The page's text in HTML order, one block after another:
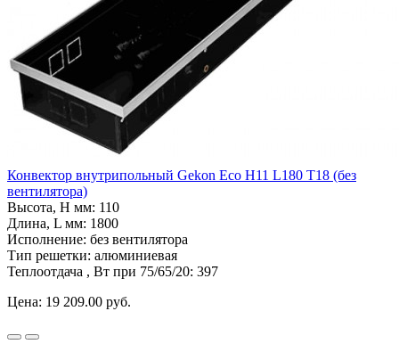
Конвектор внутрипольный Gekon Eco H11 L180 T18 (без
вентилятора)
Высота, H мм: 110
Длина, L мм: 1800
Исполнение: без вентилятора
Тип решетки: алюминиевая
Теплоотдача , Вт при 75/65/20: 397
Цена: 19 209.00 руб.